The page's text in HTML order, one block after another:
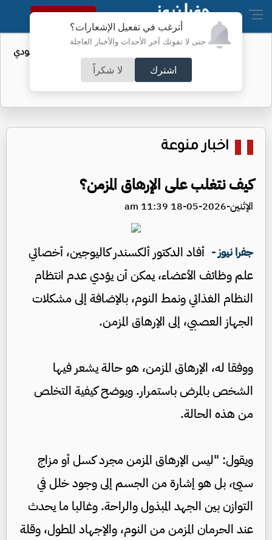
أترغب في تفعيل الإشعارات؟
حتى لا تفوتك آخر الأحداث والأخبار العاجلة
اشترك لا شكراً
النسخة الكاملة
واردات الولايات المتحدة من النفط السعودي
تهبط إلى الصفر
اخبار منوعة
كيف نتغلب على الإرهاق المزمن؟
الإثنين-2026-05-18 11:39 am
جفرا نيوز - أفاد الدكتور ألكسندر كاليوجين، أخصائي
علم وظائف الأعضاء، يمكن أن يؤدي عدم انتظام
النظام الغذائي ونمط النوم، بالإضافة إلى مشكلات
الجهاز العصبي، إلى الإرهاق المزمن.
ووفقا له، الإرهاق المزمن، هو حالة يشعر فيها
الشخص بالمرض باستمرار. ويوضح كيفية التخلص
من هذه الحالة.
ويقول: "ليس الإرهاق المزمن مجرد كسل أو مزاج
سيئ، بل هو إشارة من الجسم إلى وجود خلل في
التوازن بين الجهد المبذول والراحة. وغالبا ما يحدث
عند الحرمان المزمن من النوم، والإجهاد المطول، وقلة